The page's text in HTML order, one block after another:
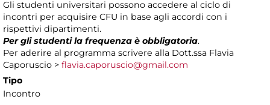
Gli studenti universitari possono accedere al ciclo di
incontri per acquisire CFU in base agli accordi con i
rispettivi dipartimenti.
Per gli studenti la frequenza è obbligatoria.
Per aderire al programma scrivere alla Dott.ssa Flavia
Caporuscio > flavia.caporuscio@gmail.com
Tipo
Incontro